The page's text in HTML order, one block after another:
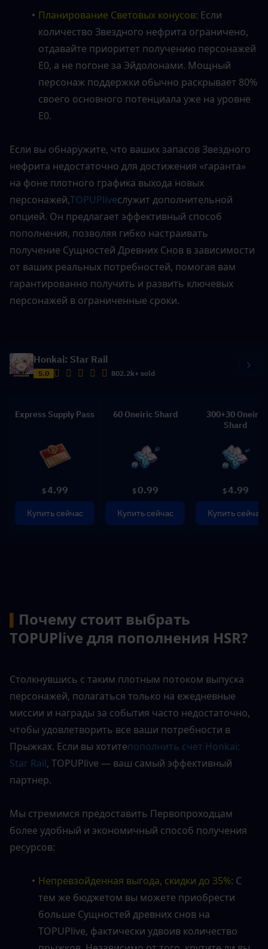
Планирование Световых конусов: Если
количество Звездного нефрита ограничено,
отдавайте приоритет получению персонажей
E0, а не погоне за Эйдолонами. Мощный
персонаж поддержки обычно раскрывает 80%
своего основного потенциала уже на уровне
E0.
Если вы обнаружите, что ваших запасов Звездного
нефрита недостаточно для достижения «гаранта»
на фоне плотного графика выхода новых
персонажей,TOPUPliveслужит дополнительной
опцией. Он предлагает эффективный способ
пополнения, позволяя гибко настраивать
получение Сущностей Древних Снов в зависимости
от ваших реальных потребностей, помогая вам
гарантированно получить и развить ключевых
персонажей в ограниченные сроки.
Honkai: Star Rail
5.0 802.2k+ sold
Express Supply Pass
$4.99
Купить сейчас
60 Oneiric Shard
$ 0.99
Купить сейчас
300+30 Oneiric
Shard
$4.99
Купить сейчас
Почему стоит выбрать
TOPUPlive для пополнения HSR?
Столкнувшись с таким плотным потоком выпуска
персонажей, полагаться только на ежедневные
миссии и награды за события часто недостаточно,
чтобы удовлетворить все ваши потребности в
Прыжках. Если вы хотитепополнить счет Honkai:
Star Rail, TOPUPlive — ваш самый эффективный
партнер.
Мы стремимся предоставить Первопроходцам
более удобный и экономичный способ получения
ресурсов:
Непревзойденная выгода, скидки до 35%: С
тем же бюджетом вы можете приобрести
больше Сущностей древних снов на
TOPUPlive, фактически удвоив количество